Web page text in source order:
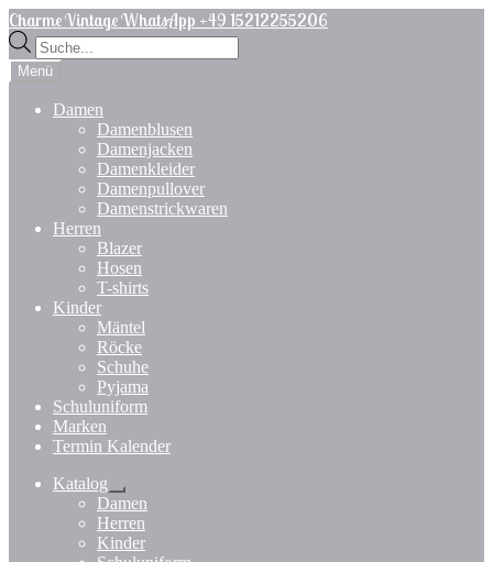
Zur
Navigation
springen
Zum
Inhalt
springen
Charme Vintage WhatsApp +49 15212255206
Products
search
Menü
Damen
Damenblusen
Damenjacken
Damenkleider
Damenpullover
Damenstrickwaren
Herren
Blazer
Hosen
T-shirts
Kinder
Mäntel
Röcke
Schuhe
Pyjama
Schuluniform
Marken
Termin Kalender
Katalog
Untermenü
öffnen
Damen
Herren
Kinder